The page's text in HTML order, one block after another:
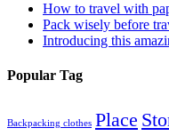
How to travel with
Pack wisely before
Introducing this
Popular Tag
Backpacking clothes Place